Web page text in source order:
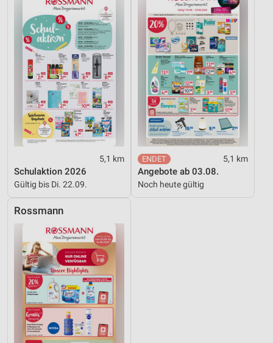
5,1 km
Schulaktion 2026
Gültig bis Di. 22.09.
5,1 km
Angebote ab 03.08.
Noch heute gültig
Rossmann
Performance
Funktional
Werbung